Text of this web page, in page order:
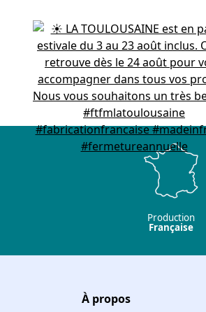
Production
Française
À propos